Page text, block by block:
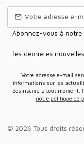
Abonnez-vous à notre Newsletter pour recevoir nos nouvelles
les dernières
Votre adresse e-mail sera uniquement utilisée pour vous envoyer des
informations sur les
désinscrire à tout moment.
notre politique de
© 2026 Tous droits